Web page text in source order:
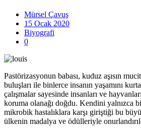
Mürsel Çavuş
15 Ocak 2020
Biyografi
0
Pastörizasyonun babası, kuduz aşısın
buluşları ile binlerce insanın yaşamını
çalışmalar sayesinde insanları ve
koruma olanağı doğdu. Kendini yalnızca
mikrobik hastalıklara karşı giriştiği bu
ülkenin madalya ve ödülleriyle